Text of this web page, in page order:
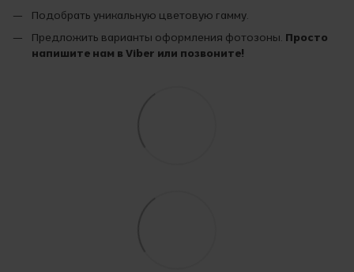
Подобрать уникальную цветовую гамму.
Предложить варианты оформления фотозоны. Просто
напишите нам в Viber или позвоните!